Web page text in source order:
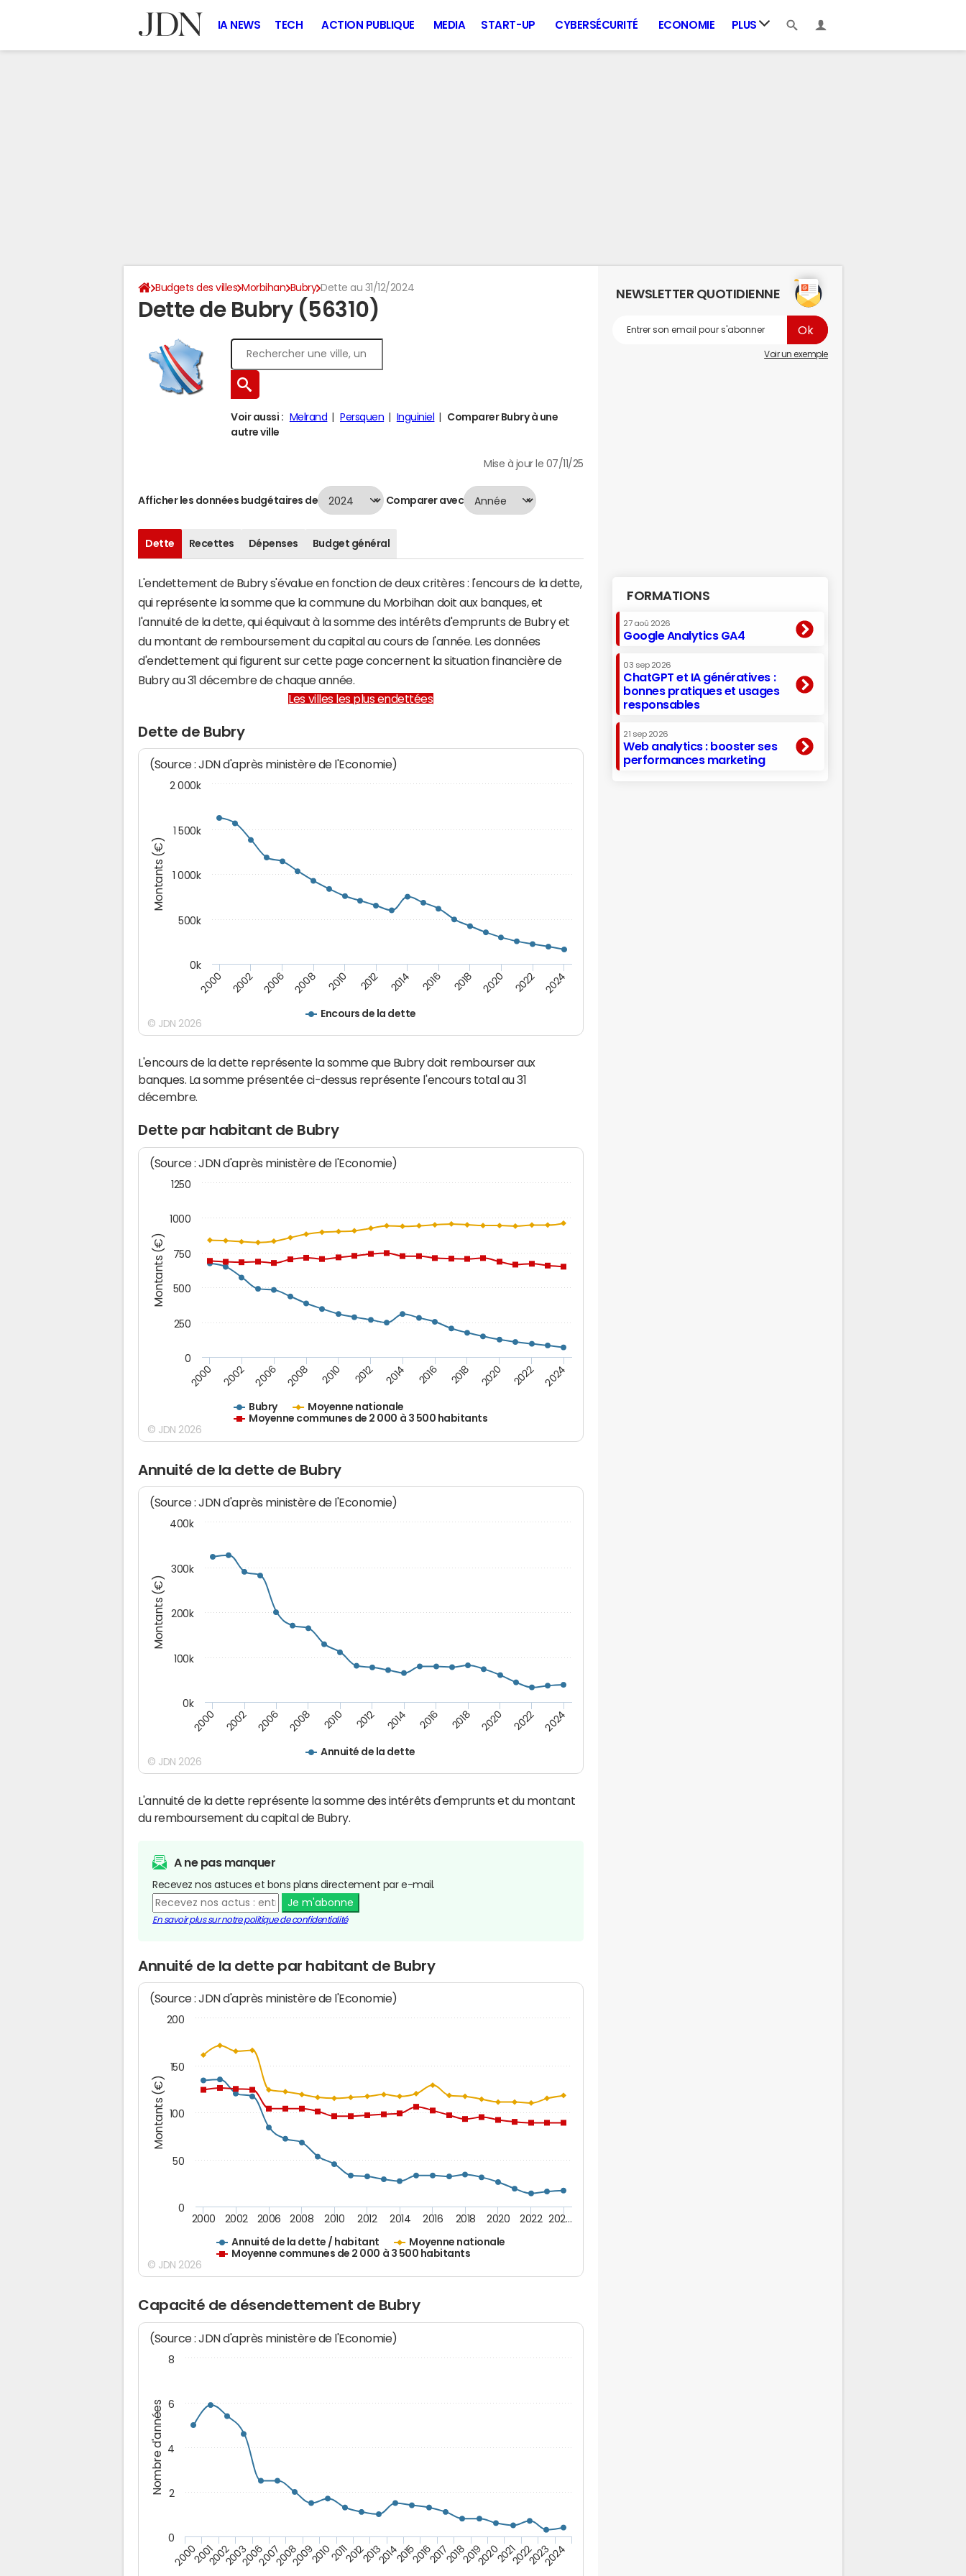
IA NEWS TECH ACTION PUBLIQUE MEDIA START-UP CYBERSÉCURITÉ ECONOMIE PLUS
Budgets des villes Morbihan Bubry Dette au 31/12/2024
Dette de Bubry (56310)
Voir aussi : Melrand Persquen Inguiniel
Comparer Bubry à une
autre ville
Mise à jour le 07/11/25
Afficher les données budgétaires de Comparer avec
Dette Recettes Dépenses Budget général
L'endettement de Bubry s'évalue en fonction de deux critères : l'encours de la dette,
qui représente la somme que la commune du Morbihan doit aux banques, et
l'annuité de la dette, qui équivaut à la somme des intérêts d'emprunts de Bubry et
du montant de remboursement du capital au cours de l'année. Les données
d'endettement qui figurent sur cette page concernent la situation financière de
Bubry au 31 décembre de chaque année.
Les villes les plus endettées
Dette de Bubry
Montants (€)
(Source : JDN d'après ministère de l'Economie)
Encours de la dette
2000 2002 2006 2008 2010 2012 2014 2016 2018 2020 2022 2024
0k
500k
1 000k
1 500k
2 000k
© JDN 2026
L'encours de la dette représente la somme que Bubry doit rembourser aux
banques. La somme présentée ci-dessus représente l'encours total au 31
décembre.
Dette par habitant de Bubry
Montants (€)
(Source : JDN d'après ministère de l'Economie)
Bubry
Moyenne nationale
Moyenne communes de 2 000 à 3 500 habitants
2000 2002 2006 2008 2010 2012 2014 2016 2018 2020 2022 2024
0
250
500
750
1000
1250
© JDN 2026
Annuité de la dette de Bubry
Montants (€)
(Source : JDN d'après ministère de l'Economie)
Annuité de la dette
2000 2002 2006 2008 2010 2012 2014 2016 2018 2020 2022 2024
0k
100k
200k
300k
400k
© JDN 2026
L'annuité de la dette représente la somme des intérêts d'emprunts et du montant
du remboursement du capital de Bubry.
A ne pas manquer
Recevez nos astuces et bons plans directement par e-mail.
Je m'abonne
En savoir plus sur notre politique de confidentialité
Annuité de la dette par habitant de Bubry
Montants (€)
(Source : JDN d'après ministère de l'Economie)
Annuité de la dette / habitant
Moyenne nationale
Moyenne communes de 2 000 à 3 500 habitants
2000 2002 2006 2008 2010 2012 2014 2016 2018 2020 2022 202…
0
50
100
150
200
© JDN 2026
Capacité de désendettement de Bubry
Nombre d'années
(Source : JDN d'après ministère de l'Economie)
20002001200220032006200720082009201020112012201320142015201620172018201920202021202220232024
0
2
4
6
8
NEWSLETTER QUOTIDIENNE
Voir un exemple
FORMATIONS
27 aoû 2026
Google Analytics GA4
03 sep 2026
ChatGPT et IA génératives :
bonnes pratiques et usages
responsables
21 sep 2026
Web analytics : booster ses
performances marketing